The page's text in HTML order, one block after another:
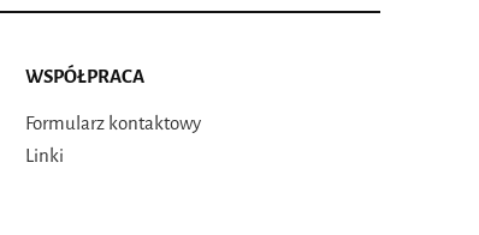
WSPÓŁPRACA
Formularz kontaktowy
Linki